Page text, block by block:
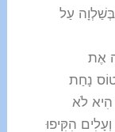
עַל
אֶת
נָחַת
לֹא
הִקִּיפוּ